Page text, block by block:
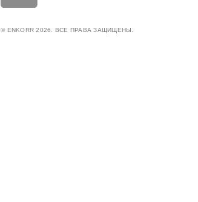
© ENKORR 2026. ВСЕ ПРАВА ЗАЩИЩЕНЫ.